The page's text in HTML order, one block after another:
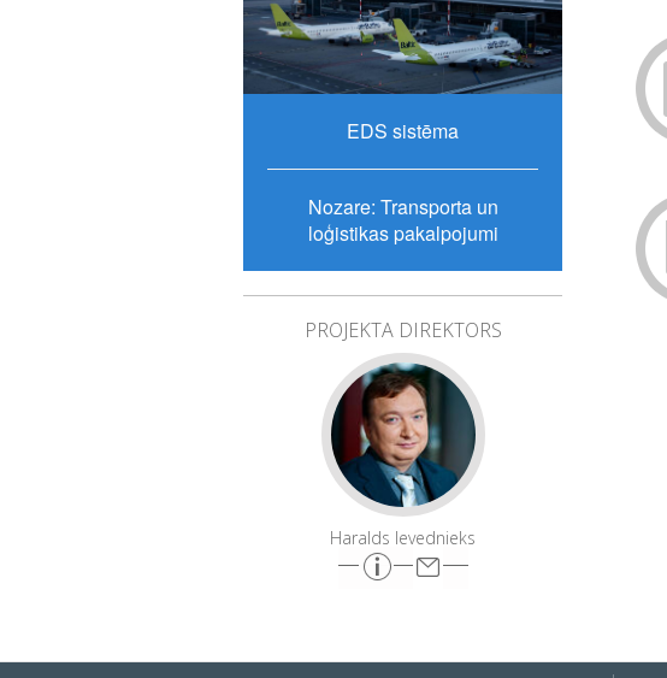
EDS sistēma
Nozare: Transporta un
loģistikas pakalpojumi
PROJEKTA DIREKTORS
Haralds Ievednieks